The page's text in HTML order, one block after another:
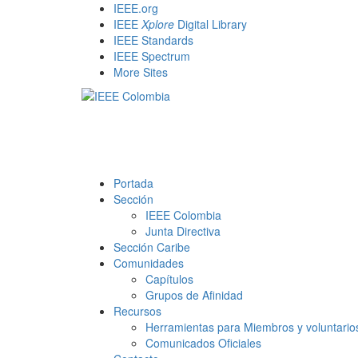
IEEE.org
IEEE Xplore Digital Library
IEEE Standards
IEEE Spectrum
More Sites
Portada
Sección
IEEE Colombia
Junta Directiva
Sección Caribe
Comunidades
Capítulos
Grupos de Afinidad
Recursos
Herramientas para Miembros y
Comunicados Oficiales